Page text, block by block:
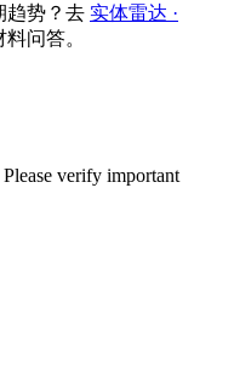
趋势？去 实体雷达 ·
问答。
verify important